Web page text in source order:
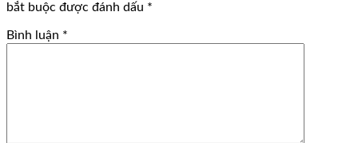
bắt buộc được đánh dấu *
Bình luận *